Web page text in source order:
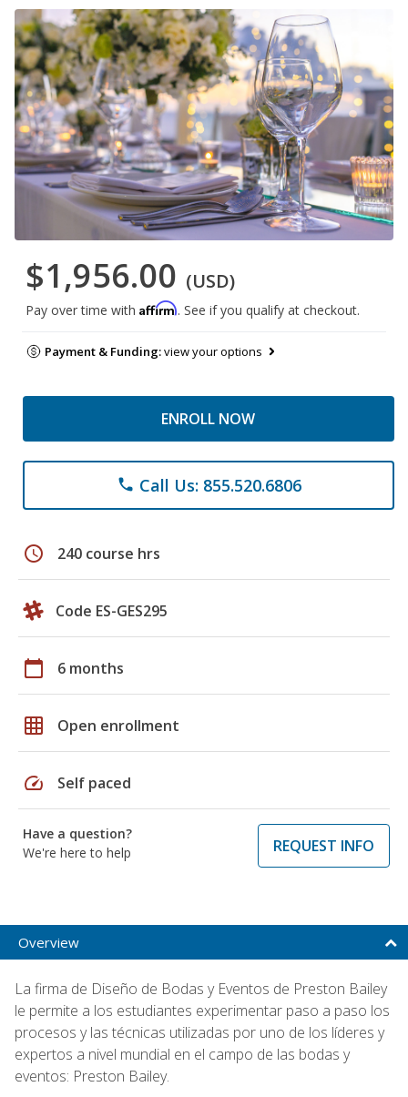
$1,956.00 (USD)
Pay over time with Affirm. See if you qualify at checkout.
Payment & Funding:view your options
ENROLL NOW
phone Call Us: 855.520.6806
schedule 240 course hrs
Code ES-GES295
calendar_today 6 months
grid_on Open enrollment
speed Self paced
Have a question?
We're here to help
REQUEST INFO
Overview
La firma de Diseño de Bodas y Eventos de Preston Bailey
le permite a los estudiantes experimentar paso a paso los
procesos y las técnicas utilizadas por uno de los líderes y
expertos a nivel mundial en el campo de las bodas y
eventos: Preston Bailey.